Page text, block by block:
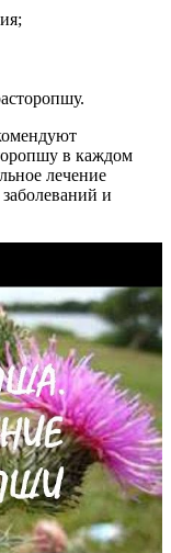
в каждом
лечение
и